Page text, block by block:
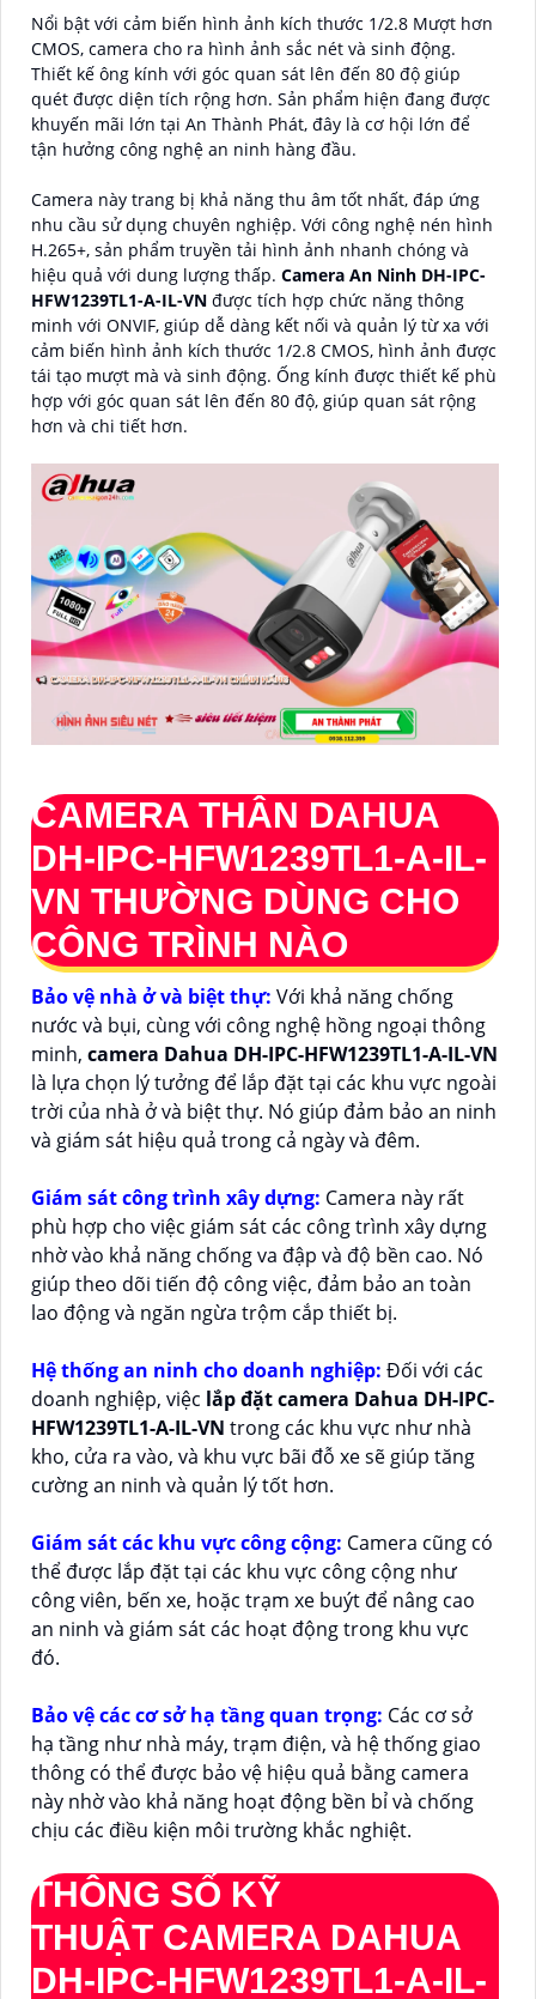
Nổi bật với cảm biến hình ảnh kích thước 1/2.8 Mượt hơn
CMOS, camera cho ra hình ảnh sắc nét và sinh động.
Thiết kế ông kính với góc quan sát lên đến 80 độ giúp
quét được diện tích rộng hơn. Sản phẩm hiện đang được
khuyến mãi lớn tại An Thành Phát, đây là cơ hội lớn để
tận hưởng công nghệ an ninh hàng đầu.
Camera này trang bị khả năng thu âm tốt nhất, đáp ứng
nhu cầu sử dụng chuyên nghiệp. Với công nghệ nén hình
H.265+, sản phẩm truyền tải hình ảnh nhanh chóng và
hiệu quả với dung lượng thấp. Camera An Ninh DH-IPC-
HFW1239TL1-A-IL-VN được tích hợp chức năng thông
minh với ONVIF, giúp dễ dàng kết nối và quản lý từ xa với
cảm biến hình ảnh kích thước 1/2.8 CMOS, hình ảnh được
tái tạo mượt mà và sinh động. Ống kính được thiết kế phù
hợp với góc quan sát lên đến 80 độ, giúp quan sát rộng
hơn và chi tiết hơn.
CAMERA THÂN DAHUA
DH-IPC-HFW1239TL1-A-IL-
VN THƯỜNG DÙNG CHO
CÔNG TRÌNH NÀO
Bảo vệ nhà ở và biệt thự: Với khả năng chống
nước và bụi, cùng với công nghệ hồng ngoại thông
minh, camera Dahua DH-IPC-HFW1239TL1-A-IL-VN
là lựa chọn lý tưởng để lắp đặt tại các khu vực ngoài
trời của nhà ở và biệt thự. Nó giúp đảm bảo an ninh
và giám sát hiệu quả trong cả ngày và đêm.
Giám sát công trình xây dựng: Camera này rất
phù hợp cho việc giám sát các công trình xây dựng
nhờ vào khả năng chống va đập và độ bền cao. Nó
giúp theo dõi tiến độ công việc, đảm bảo an toàn
lao động và ngăn ngừa trộm cắp thiết bị.
Hệ thống an ninh cho doanh nghiệp: Đối với các
doanh nghiệp, việc lắp đặt camera Dahua DH-IPC-
HFW1239TL1-A-IL-VN trong các khu vực như nhà
kho, cửa ra vào, và khu vực bãi đỗ xe sẽ giúp tăng
cường an ninh và quản lý tốt hơn.
Giám sát các khu vực công cộng: Camera cũng có
thể được lắp đặt tại các khu vực công cộng như
công viên, bến xe, hoặc trạm xe buýt để nâng cao
an ninh và giám sát các hoạt động trong khu vực
đó.
Bảo vệ các cơ sở hạ tầng quan trọng: Các cơ sở
hạ tầng như nhà máy, trạm điện, và hệ thống giao
thông có thể được bảo vệ hiệu quả bằng camera
này nhờ vào khả năng hoạt động bền bỉ và chống
chịu các điều kiện môi trường khắc nghiệt.
THÔNG SỐ KỸ
THUẬT CAMERA DAHUA
DH-IPC-HFW1239TL1-A-IL-